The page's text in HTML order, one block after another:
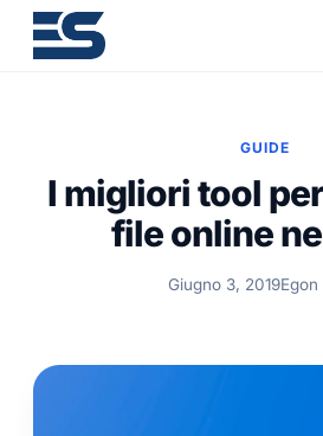
GUIDE
I migliori tool
file online
Giugno 3, 2019Egon